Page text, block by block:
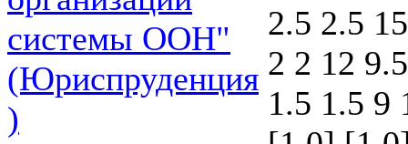
системы ООН"
(Юриспруденция
)
2.5 2.5
2 2 12
1.5 1.5 9